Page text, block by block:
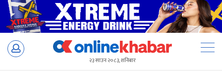
Skip
२३ साउन २०८३, शनिबार